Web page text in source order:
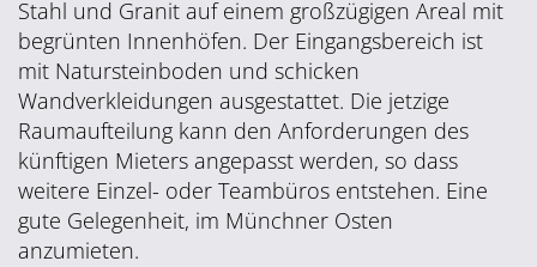
Stahl und Granit auf einem großzügigen Areal mit
begrünten Innenhöfen. Der Eingangsbereich ist
mit Natursteinboden und schicken
Wandverkleidungen ausgestattet. Die jetzige
Raumaufteilung kann den Anforderungen des
künftigen Mieters angepasst werden, so dass
weitere Einzel- oder Teambüros entstehen. Eine
gute Gelegenheit, im Münchner Osten
anzumieten.